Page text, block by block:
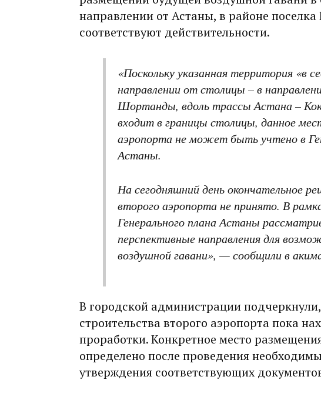
направлении от Астаны, в районе
соответствуют действительности.
«Поскольку указанная территория «в
направлении от столицы – в
Шортанды, вдоль трассы Астана –
входит в границы столицы, данное
аэропорта не может быть учтено в
Астаны.
На сегодняшний день окончательное
второго аэропорта не принято. В
Генерального плана Астаны
перспективные направления для
воздушной гавани», — сообщили в
В городской администрации
строительства второго аэропорта пока
проработки. Конкретное место
определено после проведения
утверждения соответствующих